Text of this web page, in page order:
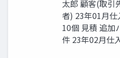
太郎 顧客(取引
者) 23年01月
10個 見積 追
件 23年02月